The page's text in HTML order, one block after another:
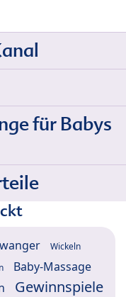
für Babys
Wickeln
Baby-Massage
Gewinnspiele